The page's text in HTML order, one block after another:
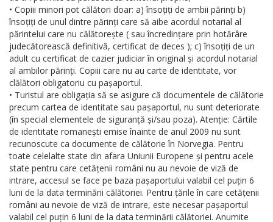
• Copiii minori pot călători doar: a) însoțiți de ambii părinți b)
însoțiți de unul dintre părinți care să aibe acordul notarial al
părintelui care nu călătorește ( sau încredințare prin hotărâre
judecătorească definitivă, certificat de deces ); c) însoțiți de un
adult cu certificat de cazier judiciar în original și acordul notarial
al ambilor părinți. Copiii care nu au carte de identitate, vor
clălători obligatoriu cu pașaportul.
• Turistul are obligația să se asigure că documentele de călătorie
precum cartea de identitate sau pașaportul, nu sunt deteriorate
(în special elementele de siguranță și/sau poza). Atenție: Cărtile
de identitate romanești emise înainte de anul 2009 nu sunt
recunoscute ca documente de călătorie în Norvegia. Pentru
toate celelalte state din afara Uniunii Europene și pentru acele
state pentru care cetățenii români nu au nevoie de viză de
intrare, accesul se face pe baza pașaportului valabil cel puțin 6
luni de la data terminării călătoriei. Pentru țările în care cetățenii
români au nevoie de viză de intrare, este necesar pașaportul
valabil cel puțin 6 luni de la data terminării călătoriei. Anumite